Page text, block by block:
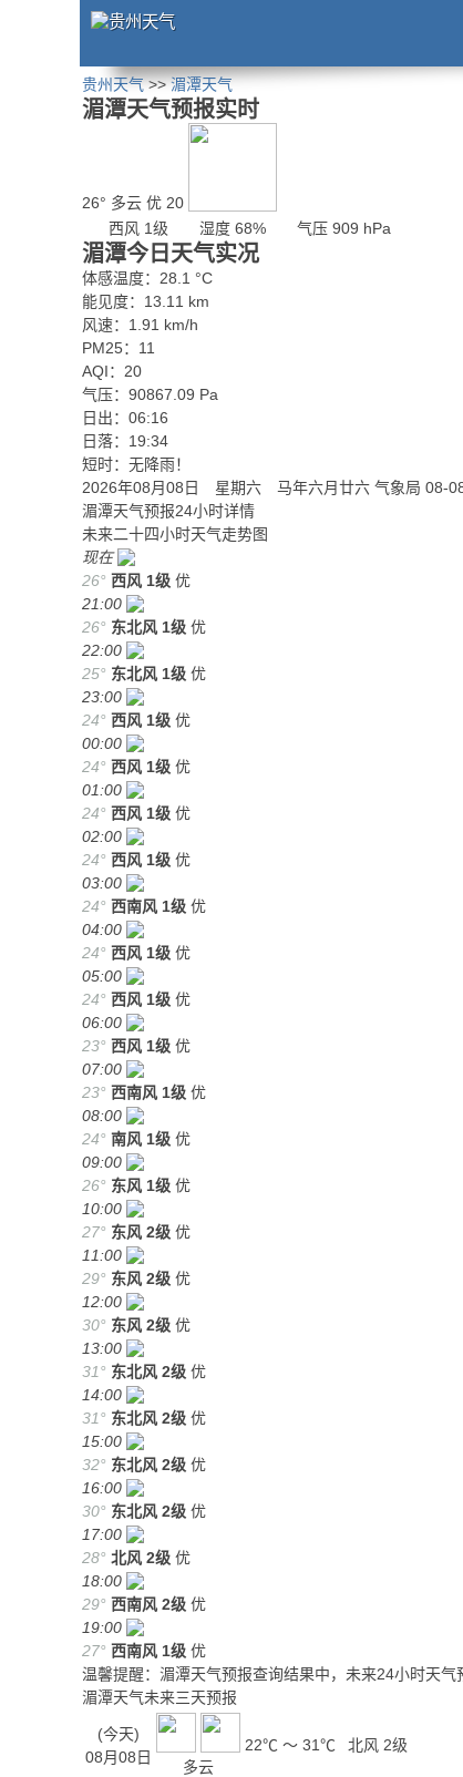
贵州天气>>湄潭天气
湄潭天气预报实时
26° 多云 优 20
西风 1级
湿度 68% 气压 909 hPa
湄潭今日天气实况
体感温度：28.1 °C
能见度：13.11 km
风速：1.91 km/h
PM25：11
AQI：20
气压：90867.09 Pa
日出：06:16
日落：19:34
短时：无降雨！
2026年08月08日 星期六 马年六月廿六 气象局 08-
湄潭天气预报24小时详情
未来二十四小时天气走势图
现在
26° 西风 1级 优
21:00
26° 东北风 1级 优
22:00
25° 东北风 1级 优
23:00
24° 西风 1级 优
00:00
24° 西风 1级 优
01:00
24° 西风 1级 优
02:00
24° 西风 1级 优
03:00
24° 西南风 1级 优
04:00
24° 西风 1级 优
05:00
24° 西风 1级 优
06:00
23° 西风 1级 优
07:00
23° 西南风 1级 优
08:00
24° 南风 1级 优
09:00
26° 东风 1级 优
10:00
27° 东风 2级 优
11:00
29° 东风 2级 优
12:00
30° 东风 2级 优
13:00
31° 东北风 2级 优
14:00
31° 东北风 2级 优
15:00
32° 东北风 2级 优
16:00
30° 东北风 2级 优
17:00
28° 北风 2级 优
18:00
29° 西南风 2级 优
19:00
27° 西南风 1级 优
温馨提醒：湄潭天气预报查询结果中，未来24小时天
湄潭天气未来三天预报
(今天)
08月08日
多云
22℃ ～ 31℃ 北风 2级